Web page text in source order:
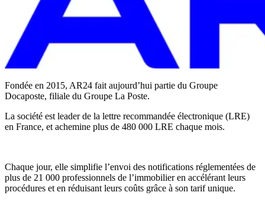
Fondée en 2015, AR24 fait aujourd’hui partie du Groupe
Docaposte, filiale du Groupe La Poste.
La société est leader de la lettre recommandée électronique (LRE)
en France, et achemine plus de 480 000 LRE chaque mois.
Chaque jour, elle simplifie l’envoi des notifications réglementées de
plus de 21 000 professionnels de l’immobilier en accélérant leurs
procédures et en réduisant leurs coûts grâce à son tarif unique.